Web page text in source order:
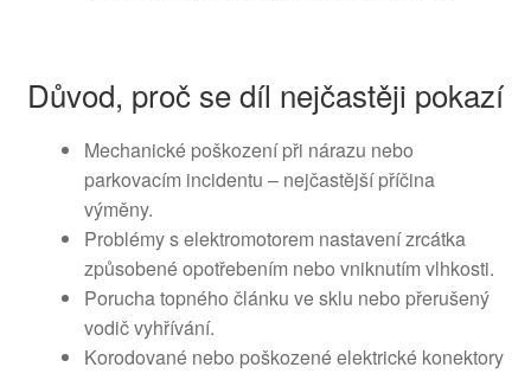
Důvod, proč se díl nejčastěji pokazí
Mechanické poškození při nárazu nebo
parkovacím incidentu – nejčastější příčina
výměny.
Problémy s elektromotorem nastavení zrcátka
způsobené opotřebením nebo vniknutím vlhkosti.
Porucha topného článku ve sklu nebo přerušený
vodič vyhřívání.
Korodované nebo poškozené elektrické konektory